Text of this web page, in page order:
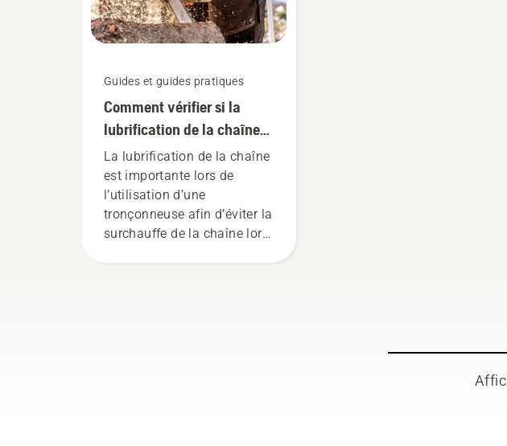
professionnels et par des
professionnels. Découvrez
chacun des ambassadeurs
Guides et guides pratiques
Comment vérifier si la
lubrification de la chaîne
fonctionne sur votre
tronçonneuse?
La lubrification de la chaîne
est importante lors de
l’utilisation d’une
tronçonneuse afin d’éviter la
surchauffe de la chaîne lors